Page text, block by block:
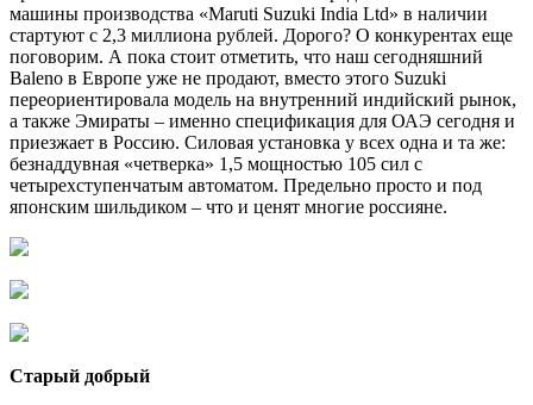
машины производства «Maruti Suzuki India Ltd» в наличии
стартуют с 2,3 миллиона рублей. Дорого? О конкурентах еще
поговорим. А пока стоит отметить, что наш сегодняшний
Baleno в Европе уже не продают, вместо этого Suzuki
переориентировала модель на внутренний индийский рынок,
а также Эмираты – именно спецификация для ОАЭ сегодня и
приезжает в Россию. Силовая установка у всех одна и та же:
безнаддувная «четверка» 1,5 мощностью 105 сил с
четырехступенчатым автоматом. Предельно просто и под
японским шильдиком – что и ценят многие россияне.
Старый добрый